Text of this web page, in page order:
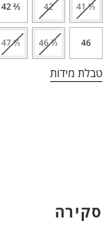
⅓ 41
42
⅔ 42
46
⅔ 46
⅓ 47
טבלת מידות
סקירה